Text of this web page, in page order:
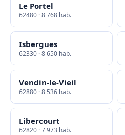
Le Portel
62480 · 8 768 hab.
Isbergues
62330 · 8 650 hab.
Vendin-le-Vieil
62880 · 8 536 hab.
Libercourt
62820 · 7 973 hab.